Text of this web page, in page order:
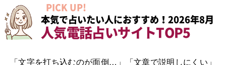
PICK UP!
本気で占いたい人におすすめ！2026年8月
人気電話占いサイトTOP5
「文字を打ち込むのが面倒…」「文章で説明しにくい」